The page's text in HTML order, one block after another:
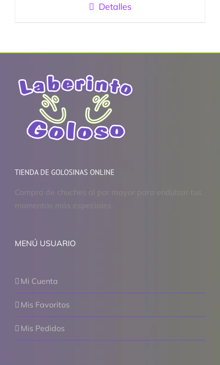
Detalles
TIENDA DE GOLOSINAS ONLINE
Compra de chuches al por mayor para endulzar tus
momentos más especiales.
MENÚ USUARIO
Mi Cuenta
Mis Favoritos
Mis Pedidos